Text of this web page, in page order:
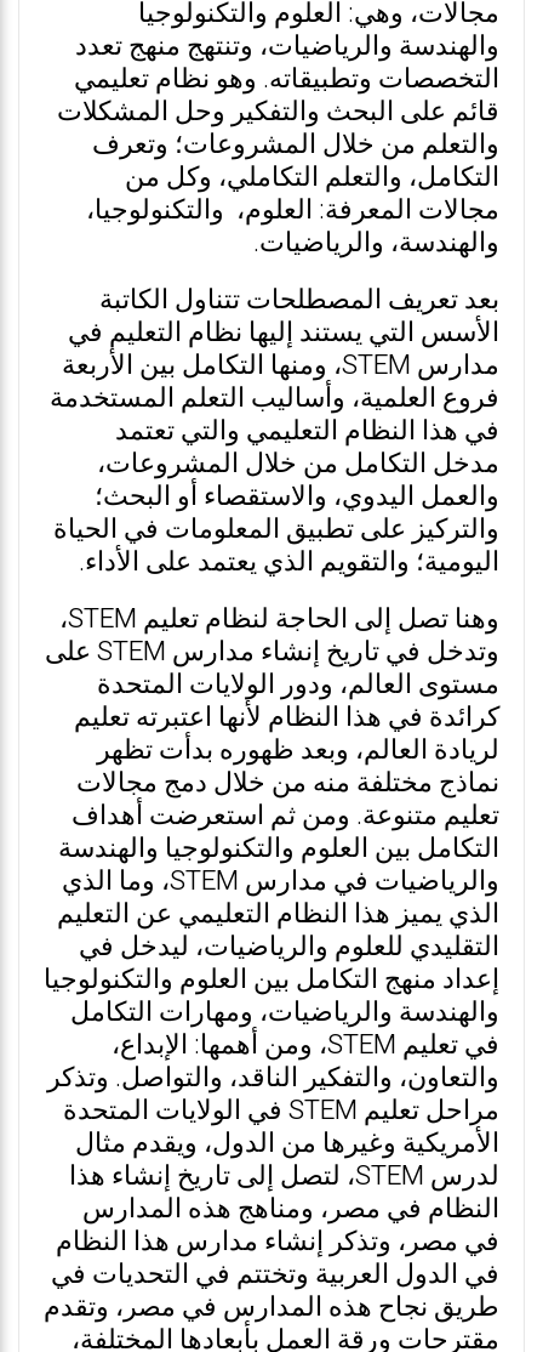
مجالات، وهي: العلوم والتكنولوجيا
والهندسة والرياضيات، وتنتهج منهج تعدد
التخصصات وتطبيقاته. وهو نظام تعليمي
قائم على البحث والتفكير وحل المشكلات
والتعلم من خلال المشروعات؛ وتعرف
التكامل، والتعلم التكاملي، وكل من
مجالات المعرفة: العلوم، والتكنولوجيا،
والهندسة، والرياضيات.
بعد تعريف المصطلحات تتناول الكاتبة
الأسس التي يستند إليها نظام التعليم في
مدارس STEM، ومنها التكامل بين الأربعة
فروع العلمية، وأساليب التعلم المستخدمة
في هذا النظام التعليمي والتي تعتمد
مدخل التكامل من خلال المشروعات،
والعمل اليدوي، والاستقصاء أو البحث؛
والتركيز على تطبيق المعلومات في الحياة
اليومية؛ والتقويم الذي يعتمد على الأداء.
وهنا تصل إلى الحاجة لنظام تعليم STEM،
وتدخل في تاريخ إنشاء مدارس STEM على
مستوى العالم، ودور الولايات المتحدة
كرائدة في هذا النظام لأنها اعتبرته تعليم
لريادة العالم، وبعد ظهوره بدأت تظهر
نماذج مختلفة منه من خلال دمج مجالات
تعليم متنوعة. ومن ثم استعرضت أهداف
التكامل بين العلوم والتكنولوجيا والهندسة
والرياضيات في مدارس STEM، وما الذي
الذي يميز هذا النظام التعليمي عن التعليم
التقليدي للعلوم والرياضيات، ليدخل في
إعداد منهج التكامل بين العلوم والتكنولوجيا
والهندسة والرياضيات، ومهارات التكامل
في تعليم STEM، ومن أهمها: الإبداع،
والتعاون، والتفكير الناقد، والتواصل. وتذكر
مراحل تعليم STEM في الولايات المتحدة
الأمريكية وغيرها من الدول، ويقدم مثال
لدرس STEM، لتصل إلى تاريخ إنشاء هذا
النظام في مصر، ومناهج هذه المدارس
في مصر، وتذكر إنشاء مدارس هذا النظام
في الدول العربية وتختتم في التحديات في
طريق نجاح هذه المدارس في مصر، وتقدم
مقترحات ورقة العمل بأبعادها المختلفة،